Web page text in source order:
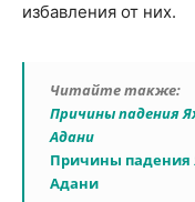
избавления от них.
Читайте также:
Причины падения
Адани
Причины
Адани